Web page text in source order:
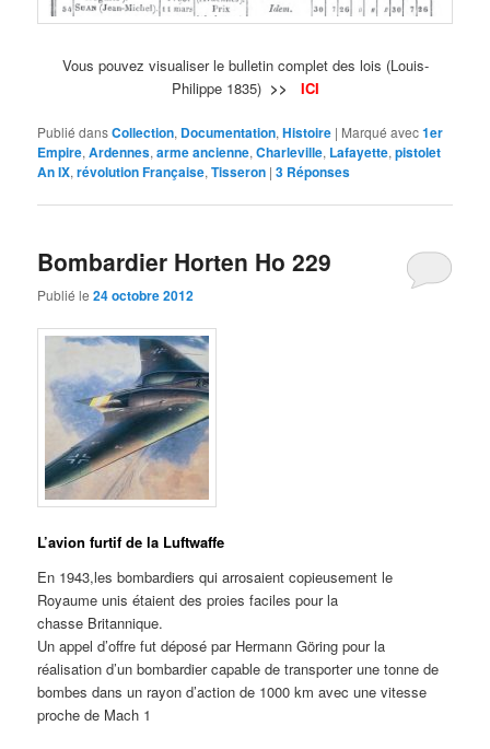
Vous pouvez visualiser le bulletin complet des lois (Louis-
Philippe 1835) >> ICI
Publié dansCollection, Documentation,Histoire | Marqué avec1er
Empire,Ardennes,arme ancienne,Charleville, Lafayette,pistolet
An IX,révolution Française,Tisseron |3 Réponses
Bombardier Horten Ho 229
Publié le24 octobre 2012
L’avion furtif de la Luftwaffe
En 1943,les bombardiers qui arrosaient copieusement le
Royaume unis étaient des proies faciles pour la
chasse Britannique.
Un appel d’offre fut déposé par Hermann Göring pour la
réalisation d’un bombardier capable de transporter une tonne de
bombes dans un rayon d’action de 1000 km avec une vitesse
proche de Mach 1